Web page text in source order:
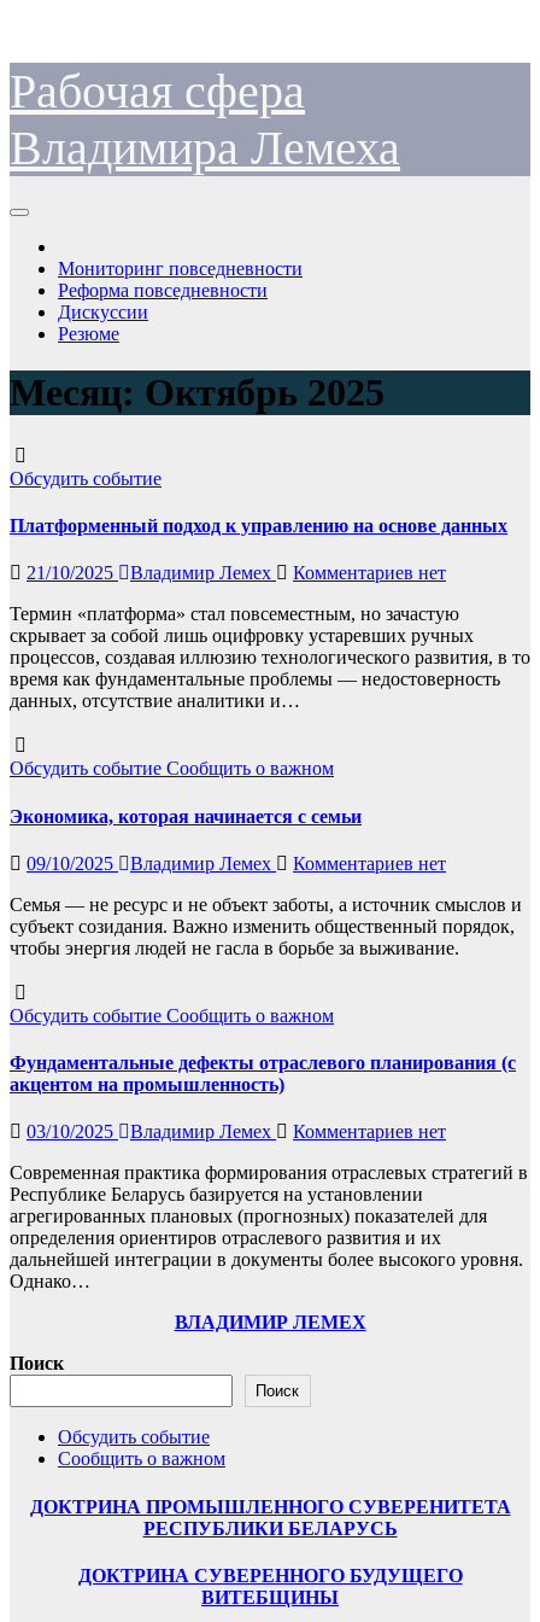
Перейти
содержимому
Рабочая сфера
Владимира Лемеха
Мониторинг повседневности
Реформа повседневности
Дискуссии
Резюме
Месяц: Октябрь 2025
Обсудить событие
Платформенный подход к управлению на основе данных
21/10/2025 Владимир Лемех
Комментариев нет
Термин «платформа» стал повсеместным, но зачастую
скрывает за собой лишь оцифровку устаревших ручных
процессов, создавая иллюзию технологического развития, в то
время как фундаментальные проблемы — недостоверность
данных, отсутствие аналитики и…
Обсудить событие Сообщить о важном
Экономика, которая начинается с семьи
09/10/2025 Владимир Лемех
Комментариев нет
Семья — не ресурс и не объект заботы, а источник смыслов и
субъект созидания. Важно изменить общественный порядок,
чтобы энергия людей не гасла в борьбе за выживание.
Обсудить событие Сообщить о важном
Фундаментальные дефекты отраслевого планирования (с
акцентом на промышленность)
03/10/2025 Владимир Лемех
Комментариев нет
Современная практика формирования отраслевых стратегий в
Республике Беларусь базируется на установлении
агрегированных плановых (прогнозных) показателей для
определения ориентиров отраслевого развития и их
дальнейшей интеграции в документы более высокого уровня.
Однако…
ВЛАДИМИР ЛЕМЕХ
Поиск
Поиск
Обсудить событие
Сообщить о важном
ДОКТРИНА ПРОМЫШЛЕННОГО СУВЕРЕНИТЕТА
РЕСПУБЛИКИ БЕЛАРУСЬ
ДОКТРИНА СУВЕРЕННОГО БУДУЩЕГО
ВИТЕБЩИНЫ